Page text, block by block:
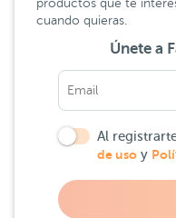
productos que te
cuando quieras.
Únete a
Al
de uso y